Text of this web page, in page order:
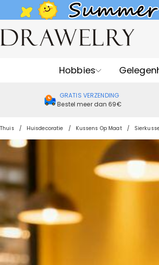
Hobbies
GRATIS VERZENDING
Bestel meer dan 69€
Thuis Huisdecoratie Kussens Op Maat